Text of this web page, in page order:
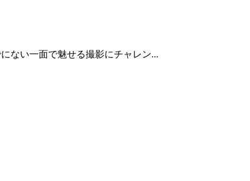
ない一面で魅せる撮影にチャレン...